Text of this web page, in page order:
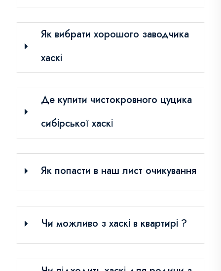
Як вибрати хорошого заводчика
хаскі
Де купити чистокровного цуцика
сибірської хаскі
Як попасти в наш лист очикування
Чи можливо з хаскі в квартирі ?